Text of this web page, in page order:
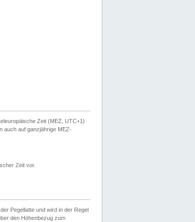
Zeit (MEZ, UTC+1)
auch auf ganzjährige MEZ-
Zeit vor.
der Pegellatte und wird in der Regel
den Höhenbezug zum